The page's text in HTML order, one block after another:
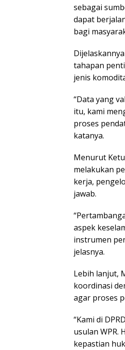
sebagai
dapat
bagi
tahapan
jenis
“Data yang
itu, kami
proses
katanya.
Menurut
melakukan
kerja,
jawab.
aspek
instrumen
jelasnya.
Lebih lanjut,
koordinasi
agar proses
“Kami di
usulan WPR.
kepastian